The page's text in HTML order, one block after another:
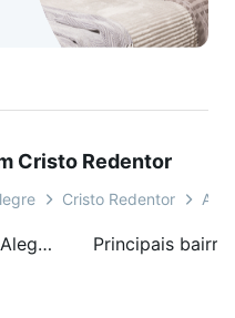
Cristo Redentor
Cristo Redentor
Principais bairros em Porto Alegre, RS